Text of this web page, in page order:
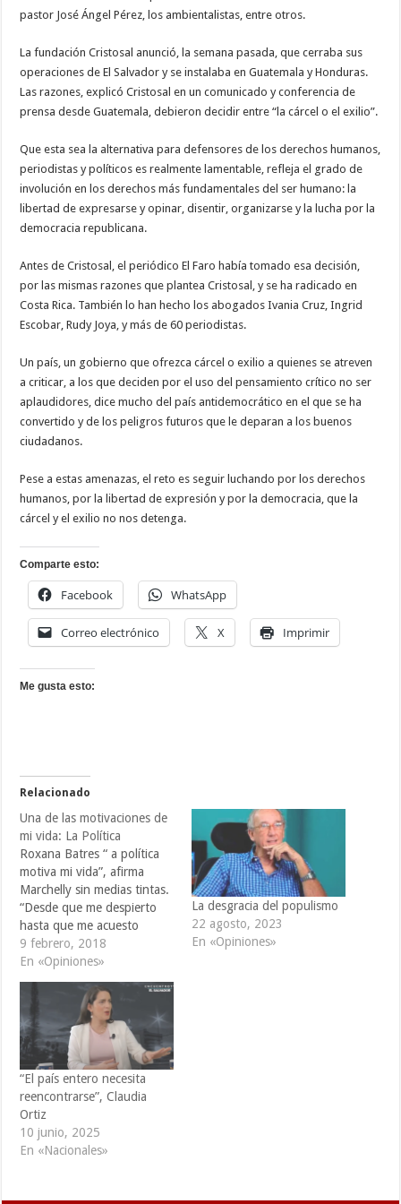
pastor José Ángel Pérez, los ambientalistas, entre otros.
La fundación Cristosal anunció, la semana pasada, que cerraba sus
operaciones de El Salvador y se instalaba en Guatemala y Honduras.
Las razones, explicó Cristosal en un comunicado y conferencia de
prensa desde Guatemala, debieron decidir entre “la cárcel o el exilio”.
Que esta sea la alternativa para defensores de los derechos humanos,
periodistas y políticos es realmente lamentable, refleja el grado de
involución en los derechos más fundamentales del ser humano: la
libertad de expresarse y opinar, disentir, organizarse y la lucha por la
democracia republicana.
Antes de Cristosal, el periódico El Faro había tomado esa decisión,
por las mismas razones que plantea Cristosal, y se ha radicado en
Costa Rica. También lo han hecho los abogados Ivania Cruz, Ingrid
Escobar, Rudy Joya, y más de 60 periodistas.
Un país, un gobierno que ofrezca cárcel o exilio a quienes se atreven
a criticar, a los que deciden por el uso del pensamiento crítico no ser
aplaudidores, dice mucho del país antidemocrático en el que se ha
convertido y de los peligros futuros que le deparan a los buenos
ciudadanos.
Pese a estas amenazas, el reto es seguir luchando por los derechos
humanos, por la libertad de expresión y por la democracia, que la
cárcel y el exilio no nos detenga.
Comparte esto:
Facebook WhatsApp
Correo electrónico X Imprimir
Me gusta esto:
Relacionado
Una de las motivaciones de
mi vida: La Política
Roxana Batres “ a política
motiva mi vida”, afirma
Marchelly sin medias tintas.
“Desde que me despierto
hasta que me acuesto
pienso en que se puede
hacer política más inclusiva
y participativa. Para mí ese
ideal lo es todo”. Tiene 35
años, nunca ha militado
activamente en una
agrupación política,…
9 febrero, 2018
En «Opiniones»
La desgracia del populismo
22 agosto, 2023
En «Opiniones»
“El país entero necesita
reencontrarse”, Claudia
Ortiz
10 junio, 2025
En «Nacionales»